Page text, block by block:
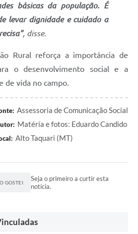
básicas da população. É
levar dignidade e cuidado a
, disse.
Rural reforça a importância de
o desenvolvimento social e a
de vida no campo.
Assessoria de Comunicação Social
Matéria e fotos: Eduardo Candido
Alto Taquari (MT)
GOSTEI
Seja o primeiro a curtir esta
notícia.